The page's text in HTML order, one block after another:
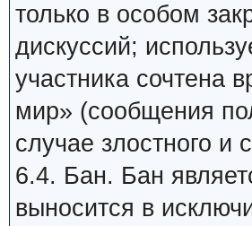
только в особом
дискуссий;
участника
мир» (сообщения
случае злостного и
6.4. Бан. Бан
выносится в